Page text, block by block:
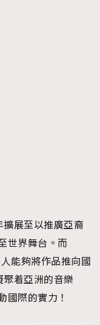
展至以推廣亞裔
世界舞台。而
能夠將作品推向國
聚着亞洲的音樂
國際的實力！